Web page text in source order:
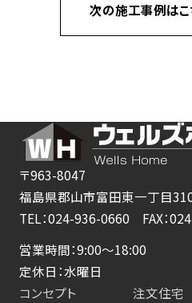
次の施工事例は
〒963-8047
福島県郡山市富田東一丁目
TEL：024-936-0660 FAX：
営業時間：9:00～18:00
定休日：水曜日
コンセプト
注文住宅